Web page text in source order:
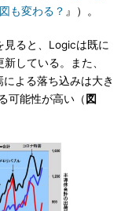
も変わる？ 』）。
ると、Logicは既に
している。また、
よる落ち込みは大き
可能性が高い（ 図